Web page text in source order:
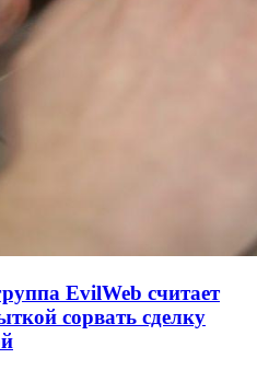
EvilWeb считает
сорвать сделку